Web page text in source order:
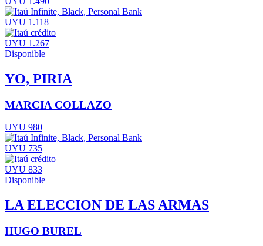
UYU 1.118
UYU 1.267
Disponible
YO, PIRIA
MARCIA COLLAZO
UYU 980
UYU 735
UYU 833
Disponible
LA ELECCION DE LAS ARMAS
HUGO BUREL